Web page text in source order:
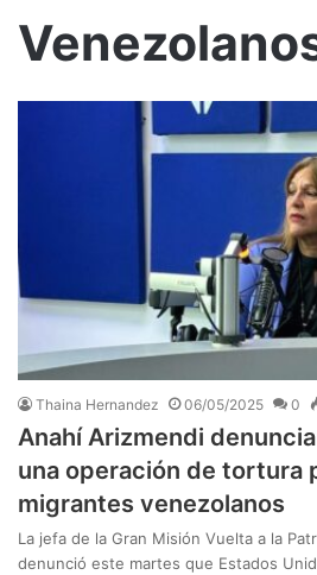
Thaina Hernandez 06/05/2025 0
Anahí Arizmendi
una operación de tortura
migrantes venezolanos
La jefa de la Gran Misión Vuelta a la
denunció este martes que Estados